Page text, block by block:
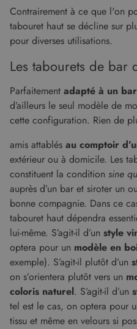
Contrairement à ce que l'on
tabouret haut se décline sur
pour diverses utilisations.
Les tabourets de bar
Parfaitement adapté à un bar
d’ailleurs le seul modèle de
cette configuration. Rien de
amis attablés au comptoir
extérieur ou à domicile. Les
constituent la condition sine
auprès d’un bar et siroter un
bonne compagnie. Dans ce
tabouret haut dépendra
lui-même. S’agit-il d’un style
optera pour un modèle en
exemple). S’agit-il plutôt d’un
on s’orientera plutôt vers un
coloris naturel. S’agit-il d’un
tel est le cas, on optera pour
tissu et même en velours si